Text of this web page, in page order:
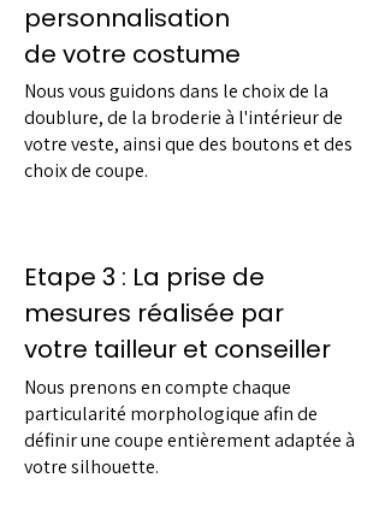
personnalisation
de votre costume
Nous vous guidons dans le choix de la
doublure, de la broderie à l'intérieur de
votre veste, ainsi que des boutons et des
choix de coupe.
Etape 3 : La prise de
mesures réalisée par
votre tailleur et conseiller
Nous prenons en compte chaque
particularité morphologique afin de
définir une coupe entièrement adaptée à
votre silhouette.